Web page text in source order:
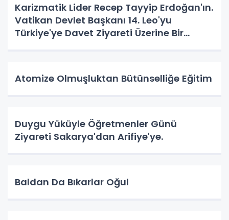
Karizmatik Lider Recep Tayyip Erdoğan'ın.
Vatikan Devlet Başkanı 14. Leo'yu
Türkiye'ye Davet Ziyareti Üzerine Bir
Atomize Olmuşluktan Bütünselliğe Eğitim
Duygu Yüküyle Öğretmenler Günü
Ziyareti Sakarya'dan Arifiye'ye.
Baldan Da Bıkarlar Oğul